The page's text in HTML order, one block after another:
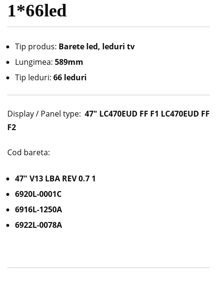
1*66led
Tip produs: Barete led, leduri tv
Lungimea: 589mm
Tip leduri: 66 leduri
Display / Panel type: 47″ LC470EUD FF F1 LC470EUD FF
F2
Cod bareta:
47″ V13 LBA REV 0.7 1
6920L-0001C
6916L-1250A
6922L-0078A